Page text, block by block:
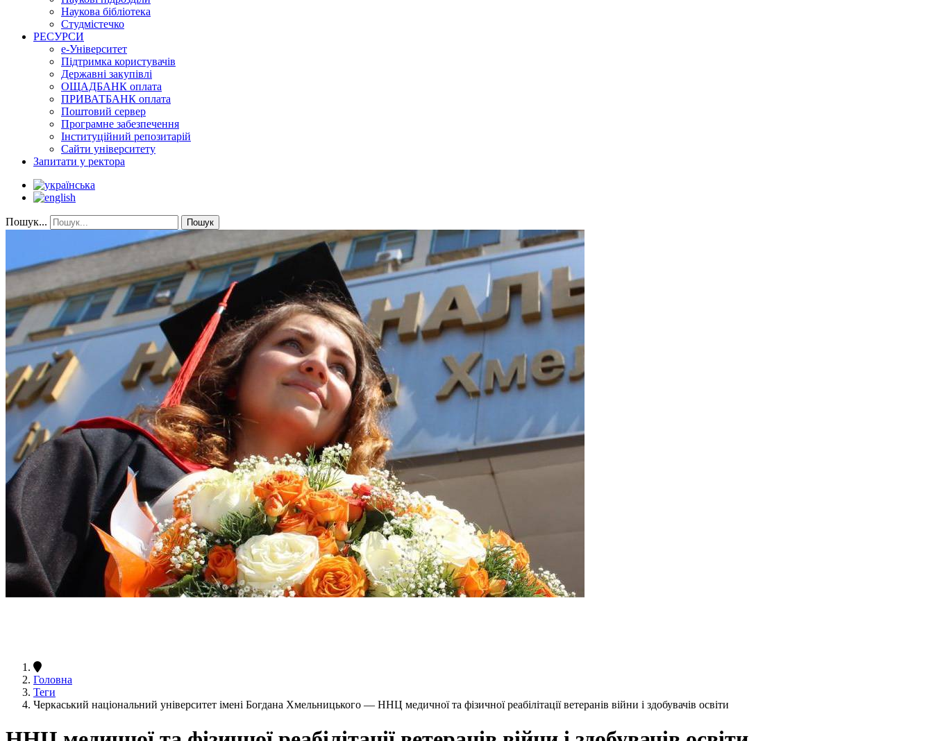
Наукова бібліотека
Студмістечко
РЕСУРСИ
е-Університет
Підтримка користувачів
Державні закупівлі
ОЩАДБАНК оплата
ПРИВАТБАНК оплата
Поштовий сервер
Програмне забезпечення
Інституційний репозитарій
Сайти університету
Запитати у ректора
Пошук... Пошук
Головна
Теги
Черкаський національний університет імені Богдана Хмельницького — ННЦ медичної та фізичної реабілітації ветеранів війни і здобувачів освіти